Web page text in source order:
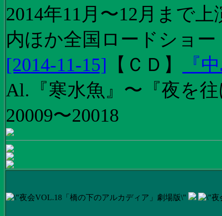
2014年11月〜12月まで
内ほか全国ロードショー
[2014-11-15] 【 ＣＤ 】
『
Al.『寒水魚』〜『夜を
20009〜20018